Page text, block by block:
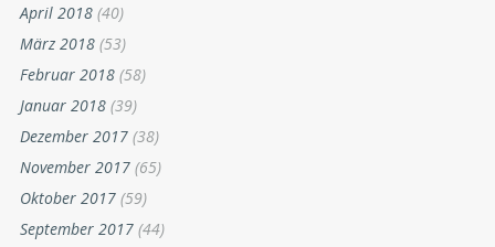
April 2018 (40)
März 2018 (53)
Februar 2018 (58)
Januar 2018 (39)
Dezember 2017 (38)
November 2017 (65)
Oktober 2017 (59)
September 2017 (44)